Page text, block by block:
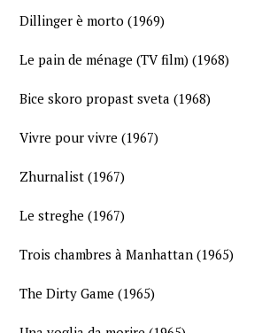
Dillinger è morto (1969)
Le pain de ménage (TV film) (1968)
Bice skoro propast sveta (1968)
Vivre pour vivre (1967)
Zhurnalist (1967)
Le streghe (1967)
Trois chambres à Manhattan (1965)
The Dirty Game (1965)